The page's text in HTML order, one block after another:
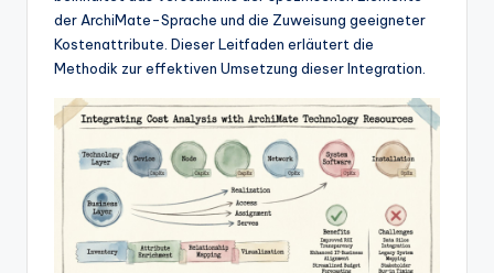
tr
der ArchiMate-Sprache und die Zuweisung geeigneter
Kostenattribute. Dieser Leitfaden erläutert die
Methodik zur effektiven Umsetzung dieser Integration.